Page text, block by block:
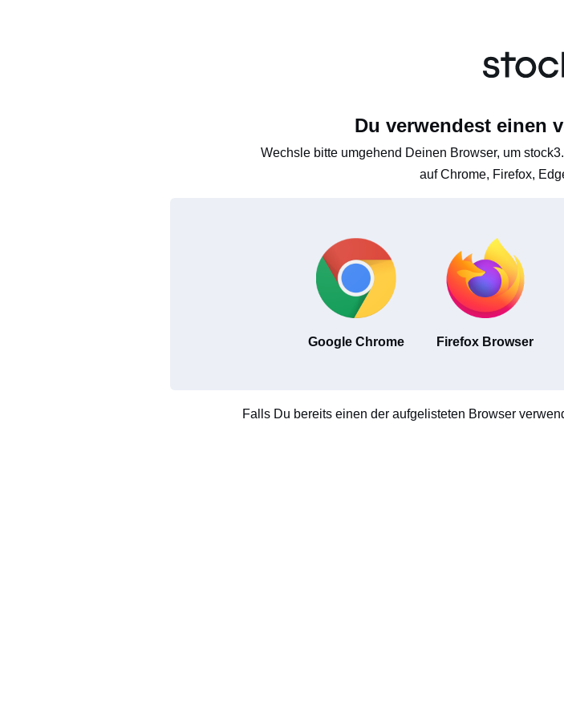
Du verwendest einen
Wechsle bitte umgehend Deinen Browser, um
auf Chrome, Firefox,
Google Chrome Firefox Browser
Falls Du bereits einen der aufgelisteten Browser